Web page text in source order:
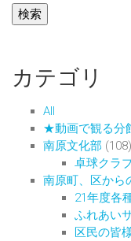
カテゴリ
All
★動画で観る分
南原文化部 (108)
卓球クラ
南原町、区から
21年度各
ふれあい
区民の皆